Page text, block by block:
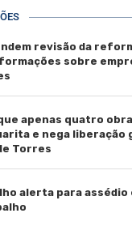
revisão da
sobre
apenas quatro
e nega liberação
Torres
alerta para